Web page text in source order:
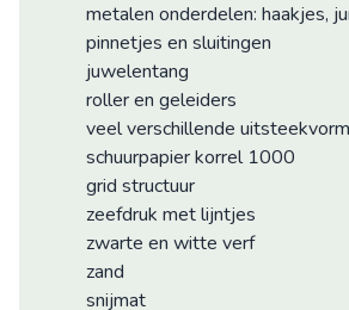
metalen onderdelen: haakjes,
pinnetjes en sluitingen
juwelentang
roller en geleiders
veel verschillende
schuurpapier korrel 1000
grid structuur
zeefdruk met lijntjes
zwarte en witte verf
zand
snijmat